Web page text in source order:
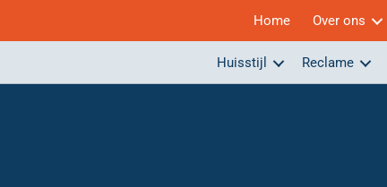
Home Over ons
Huisstijl Reclame